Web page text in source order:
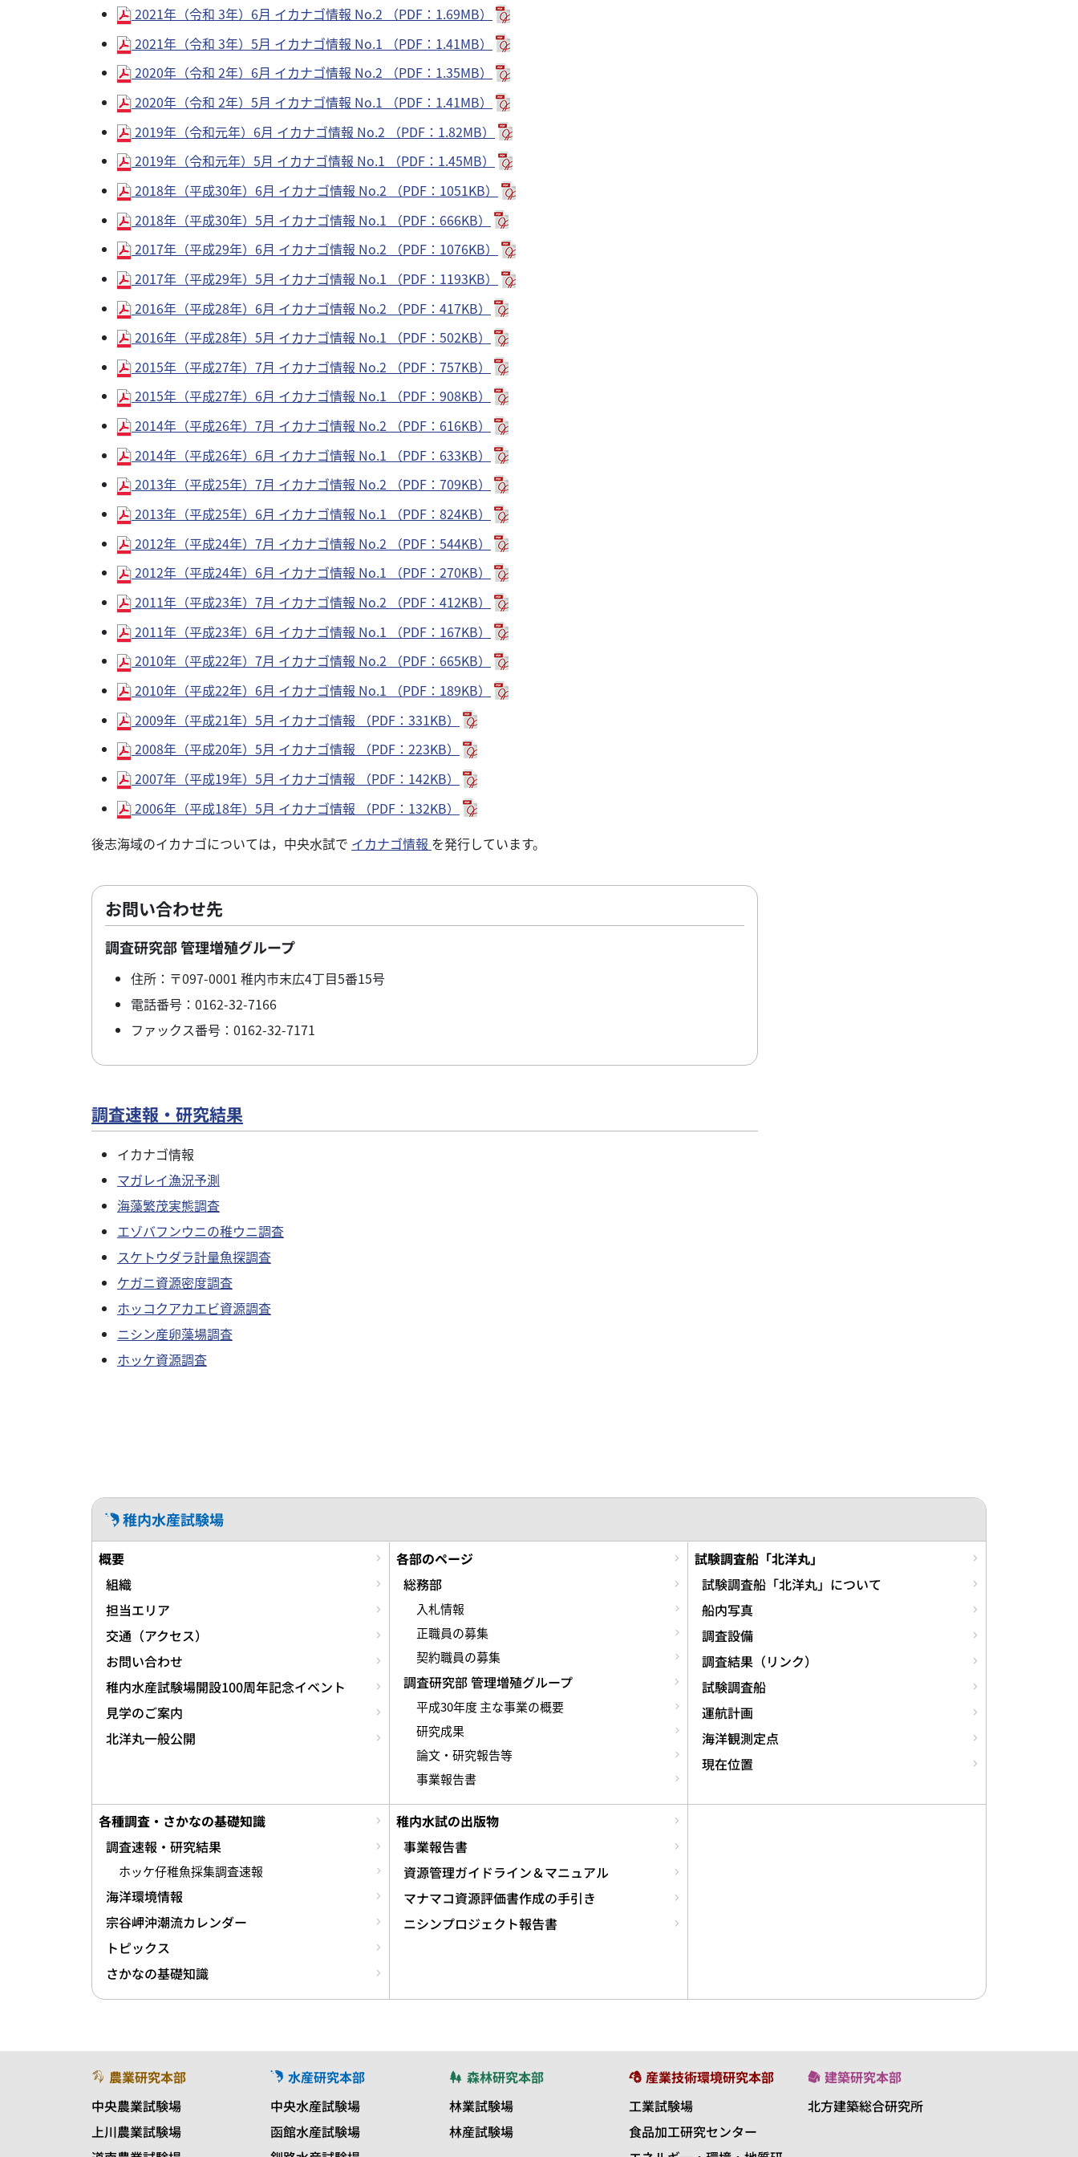
2021年（令和 3年）6月 イカナゴ情報 No.2 （PDF：1.69MB）
2021年（令和 3年）5月 イカナゴ情報 No.1 （PDF：1.41MB）
2020年（令和 2年）6月 イカナゴ情報 No.2 （PDF：1.35MB）
2020年（令和 2年）5月 イカナゴ情報 No.1 （PDF：1.41MB）
2019年（令和元年）6月 イカナゴ情報 No.2 （PDF：1.82MB）
2019年（令和元年）5月 イカナゴ情報 No.1 （PDF：1.45MB）
2018年（平成30年）6月 イカナゴ情報 No.2 （PDF：1051KB）
2018年（平成30年）5月 イカナゴ情報 No.1 （PDF：666KB）
2017年（平成29年）6月 イカナゴ情報 No.2 （PDF：1076KB）
2017年（平成29年）5月 イカナゴ情報 No.1 （PDF：1193KB）
2016年（平成28年）6月 イカナゴ情報 No.2 （PDF：417KB）
2016年（平成28年）5月 イカナゴ情報 No.1 （PDF：502KB）
2015年（平成27年）7月 イカナゴ情報 No.2 （PDF：757KB）
2015年（平成27年）6月 イカナゴ情報 No.1 （PDF：908KB）
2014年（平成26年）7月 イカナゴ情報 No.2 （PDF：616KB）
2014年（平成26年）6月 イカナゴ情報 No.1 （PDF：633KB）
2013年（平成25年）7月 イカナゴ情報 No.2 （PDF：709KB）
2013年（平成25年）6月 イカナゴ情報 No.1 （PDF：824KB）
2012年（平成24年）7月 イカナゴ情報 No.2 （PDF：544KB）
2012年（平成24年）6月 イカナゴ情報 No.1 （PDF：270KB）
2011年（平成23年）7月 イカナゴ情報 No.2 （PDF：412KB）
2011年（平成23年）6月 イカナゴ情報 No.1 （PDF：167KB）
2010年（平成22年）7月 イカナゴ情報 No.2 （PDF：665KB）
2010年（平成22年）6月 イカナゴ情報 No.1 （PDF：189KB）
2009年（平成21年）5月 イカナゴ情報 （PDF：331KB）
2008年（平成20年）5月 イカナゴ情報 （PDF：223KB）
2007年（平成19年）5月 イカナゴ情報 （PDF：142KB）
2006年（平成18年）5月 イカナゴ情報 （PDF：132KB）
後志海域のイカナゴについては，中央水試で イカナゴ情報 を発行しています。
お問い合わせ先
調査研究部 管理増殖グループ
住所：〒097-0001 稚内市末広4丁目5番15号
電話番号：0162-32-7166
ファックス番号：0162-32-7171
調査速報・研究結果
イカナゴ情報
マガレイ漁況予測
海藻繁茂実態調査
エゾバフンウニの稚ウニ調査
スケトウダラ計量魚探調査
ケガニ資源密度調査
ホッコクアカエビ資源調査
ニシン産卵藻場調査
ホッケ資源調査
稚内水産試験場
概要
組織
担当エリア
交通（アクセス）
お問い合わせ
稚内水産試験場開設100周年記念イベント
見学のご案内
北洋丸一般公開
各部のページ
総務部
入札情報
正職員の募集
契約職員の募集
調査研究部 管理増殖グループ
平成30年度 主な事業の概要
研究成果
論文・研究報告等
事業報告書
試験調査船「北洋丸」
試験調査船「北洋丸」について
船内写真
調査設備
調査結果（リンク）
試験調査船
運航計画
海洋観測定点
現在位置
各種調査・さかなの基礎知識
調査速報・研究結果
ホッケ仔稚魚採集調査速報
海洋環境情報
宗谷岬沖潮流カレンダー
トピックス
さかなの基礎知識
稚内水試の出版物
事業報告書
資源管理ガイドライン＆マニュアル
マナマコ資源評価書作成の手引き
ニシンプロジェクト報告書
農業研究本部
中央農業試験場
上川農業試験場
水産研究本部
中央水産試験場
函館水産試験場
森林研究本部
林業試験場
林産試験場
産業技術環境研究本部
工業試験場
食品加工研究センター
建築研究本部
北方建築総合研究所